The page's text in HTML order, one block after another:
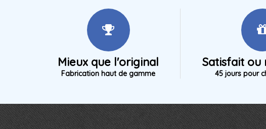
Mieux que l'original
Fabrication haut de gamme
Satisfait ou
45 jours pour